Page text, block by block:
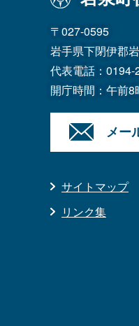
〒027-0595
岩手県下閉伊郡
代表電話： 0194-
開庁時間：午前
メー
サイトマップ
リンク集